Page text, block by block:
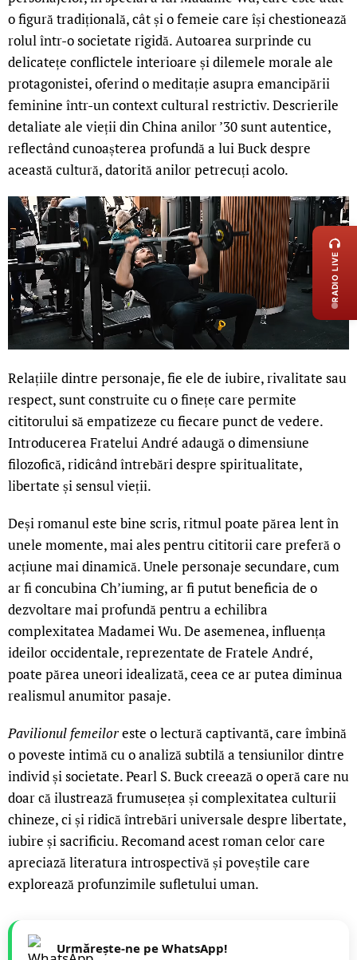
o figură tradițională, cât și o femeie care își chestionează
rolul într-o societate rigidă. Autoarea surprinde cu
delicatețe conflictele interioare și dilemele morale ale
protagonistei, oferind o meditație asupra emancipării
feminine într-un context cultural restrictiv. Descrierile
detaliate ale vieții din China anilor ’30 sunt autentice,
reflectând cunoașterea profundă a lui Buck despre
această cultură, datorită anilor petrecuți acolo.
Relațiile dintre personaje, fie ele de iubire, rivalitate sau
respect, sunt construite cu o finețe care permite
cititorului să empatizeze cu fiecare punct de vedere.
Introducerea Fratelui André adaugă o dimensiune
filozofică, ridicând întrebări despre spiritualitate,
libertate și sensul vieții.
Deși romanul este bine scris, ritmul poate părea lent în
unele momente, mai ales pentru cititorii care preferă o
acțiune mai dinamică. Unele personaje secundare, cum
ar fi concubina Ch’iuming, ar fi putut beneficia de o
dezvoltare mai profundă pentru a echilibra
complexitatea Madamei Wu. De asemenea, influența
ideilor occidentale, reprezentate de Fratele André,
poate părea uneori idealizată, ceea ce ar putea diminua
realismul anumitor pasaje.
Pavilionul femeiloreste o lectură captivantă, care îmbină
o poveste intimă cu o analiză subtilă a tensiunilor dintre
individ și societate. Pearl S. Buck creează o operă care nu
doar că ilustrează frumusețea și complexitatea culturii
chineze, ci și ridică întrebări universale despre libertate,
iubire și sacrificiu. Recomand acest roman celor care
apreciază literatura introspectivă și poveștile care
explorează profunzimile sufletului uman.
Urmărește-ne pe WhatsApp!
LIVE
RADIO LIVE